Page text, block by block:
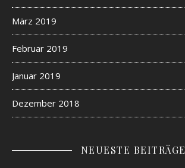
März 2019
Februar 2019
Januar 2019
Dezember 2018
NEUESTE BEITRÄGE